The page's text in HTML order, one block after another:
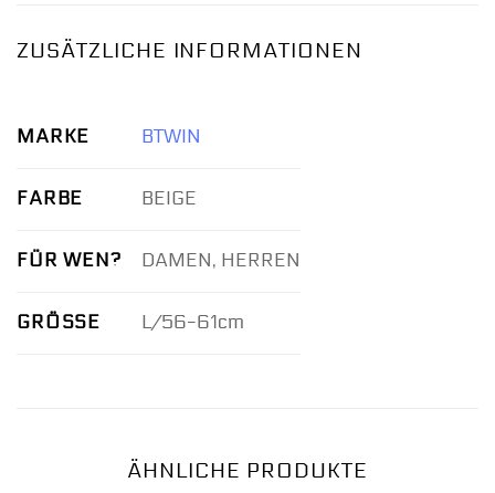
ZUSÄTZLICHE INFORMATIONEN
MARKE BTWIN
FARBE BEIGE
FÜR WEN? DAMEN, HERREN
GRÖSSE L/56-61cm
ÄHNLICHE PRODUKTE